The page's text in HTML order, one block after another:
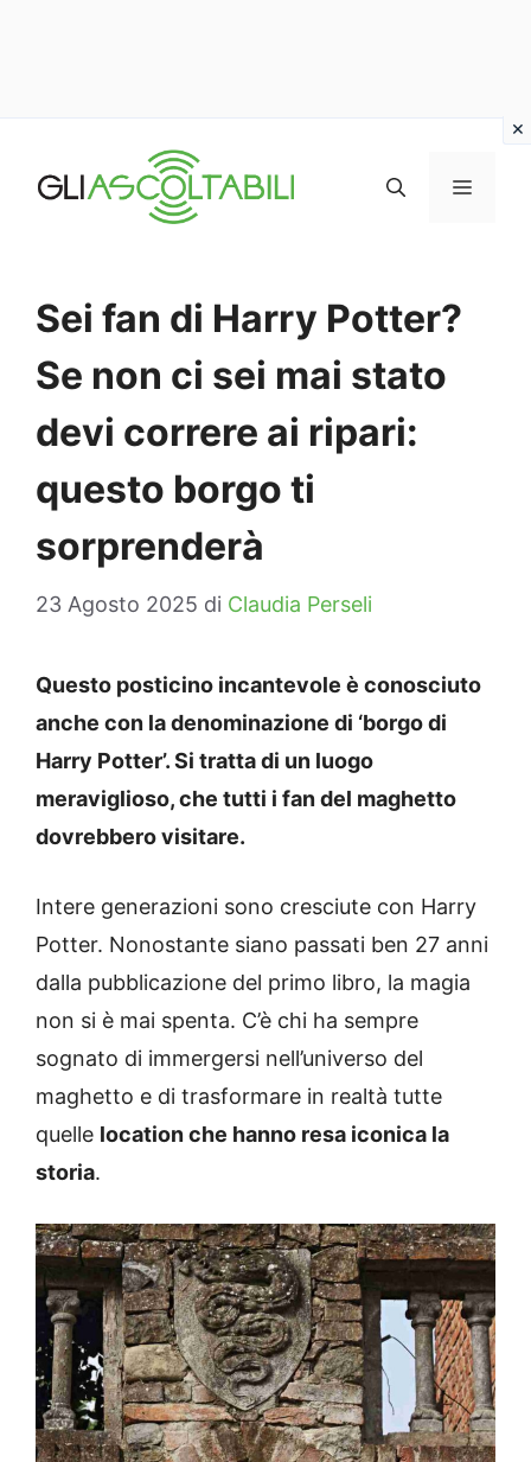
MENU
Sei fan di Harry Potter?
Se non ci sei mai stato
devi correre ai ripari:
questo borgo ti
sorprenderà
23 Agosto 2025 di Claudia Perseli
Questo posticino incantevole è conosciuto
anche con la denominazione di ‘borgo di
Harry Potter’. Si tratta di un luogo
meraviglioso, che tutti i fan del maghetto
dovrebbero visitare.
Intere generazioni sono cresciute con Harry
Potter. Nonostante siano passati ben 27 anni
dalla pubblicazione del primo libro, la magia
non si è mai spenta. C’è chi ha sempre
sognato di immergersi nell’universo del
maghetto e di trasformare in realtà tutte
quelle location che hanno resa iconica la
storia.